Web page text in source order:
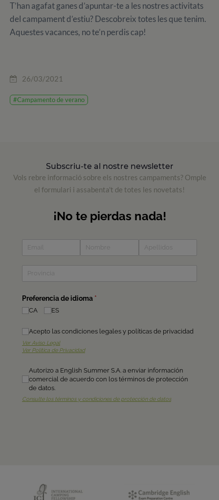
T’han agafat ganes d’apuntar-te a les nostres activitats
del campament d’estiu? Descobreix totes les que tenim.
Aquestes vacances, no te’n perdis cap!
26/03/2021
#Campamento de verano
Subscriu-te al nostre newsletter
Vols rebre informació sobre els nostres campaments? Omple
el formulari i assabenta't de totes les novetats!